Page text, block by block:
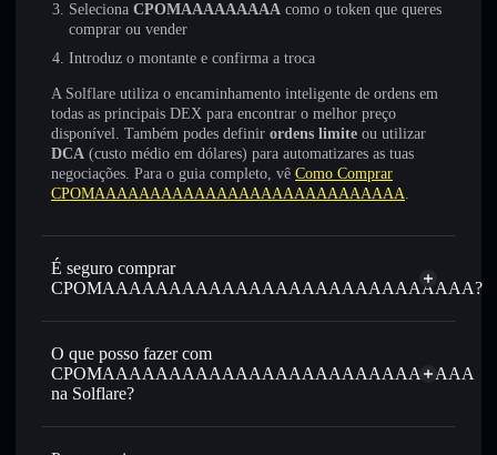
Seleciona CPOMAAAAAAAAA como o token que queres
comprar ou vender
Introduz o montante e confirma a troca
A Solflare utiliza o encaminhamento inteligente de ordens em
todas as principais DEX para encontrar o melhor preço
disponível. Também podes definir ordens limite ou utilizar
DCA (custo médio em dólares) para automatizares as tuas
negociações. Para o guia completo, vê Como Comprar
CPOMAAAAAAAAAAAAAAAAAAAAAAAAAAAA.
É seguro comprar
CPOMAAAAAAAAAAAAAAAAAAAAAAAAAAAA?
CPOMAAAAAAAAAAAAAAAAAAAAAAAAAAAA não
O que posso fazer com
CPOMAAAAAAAAAAAAAAAAAAAAAAAAAAAA
na Solflare?
CPOMAAAAAAAAAAAAAAAAAAAAAAAAAAAA